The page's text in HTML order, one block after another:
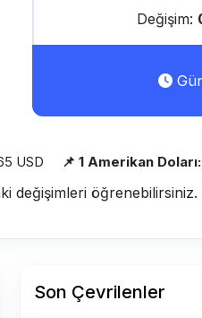
Değişim:
USD 📌 1 Amerikan Doları:
değişimleri
Son Çevrilenler